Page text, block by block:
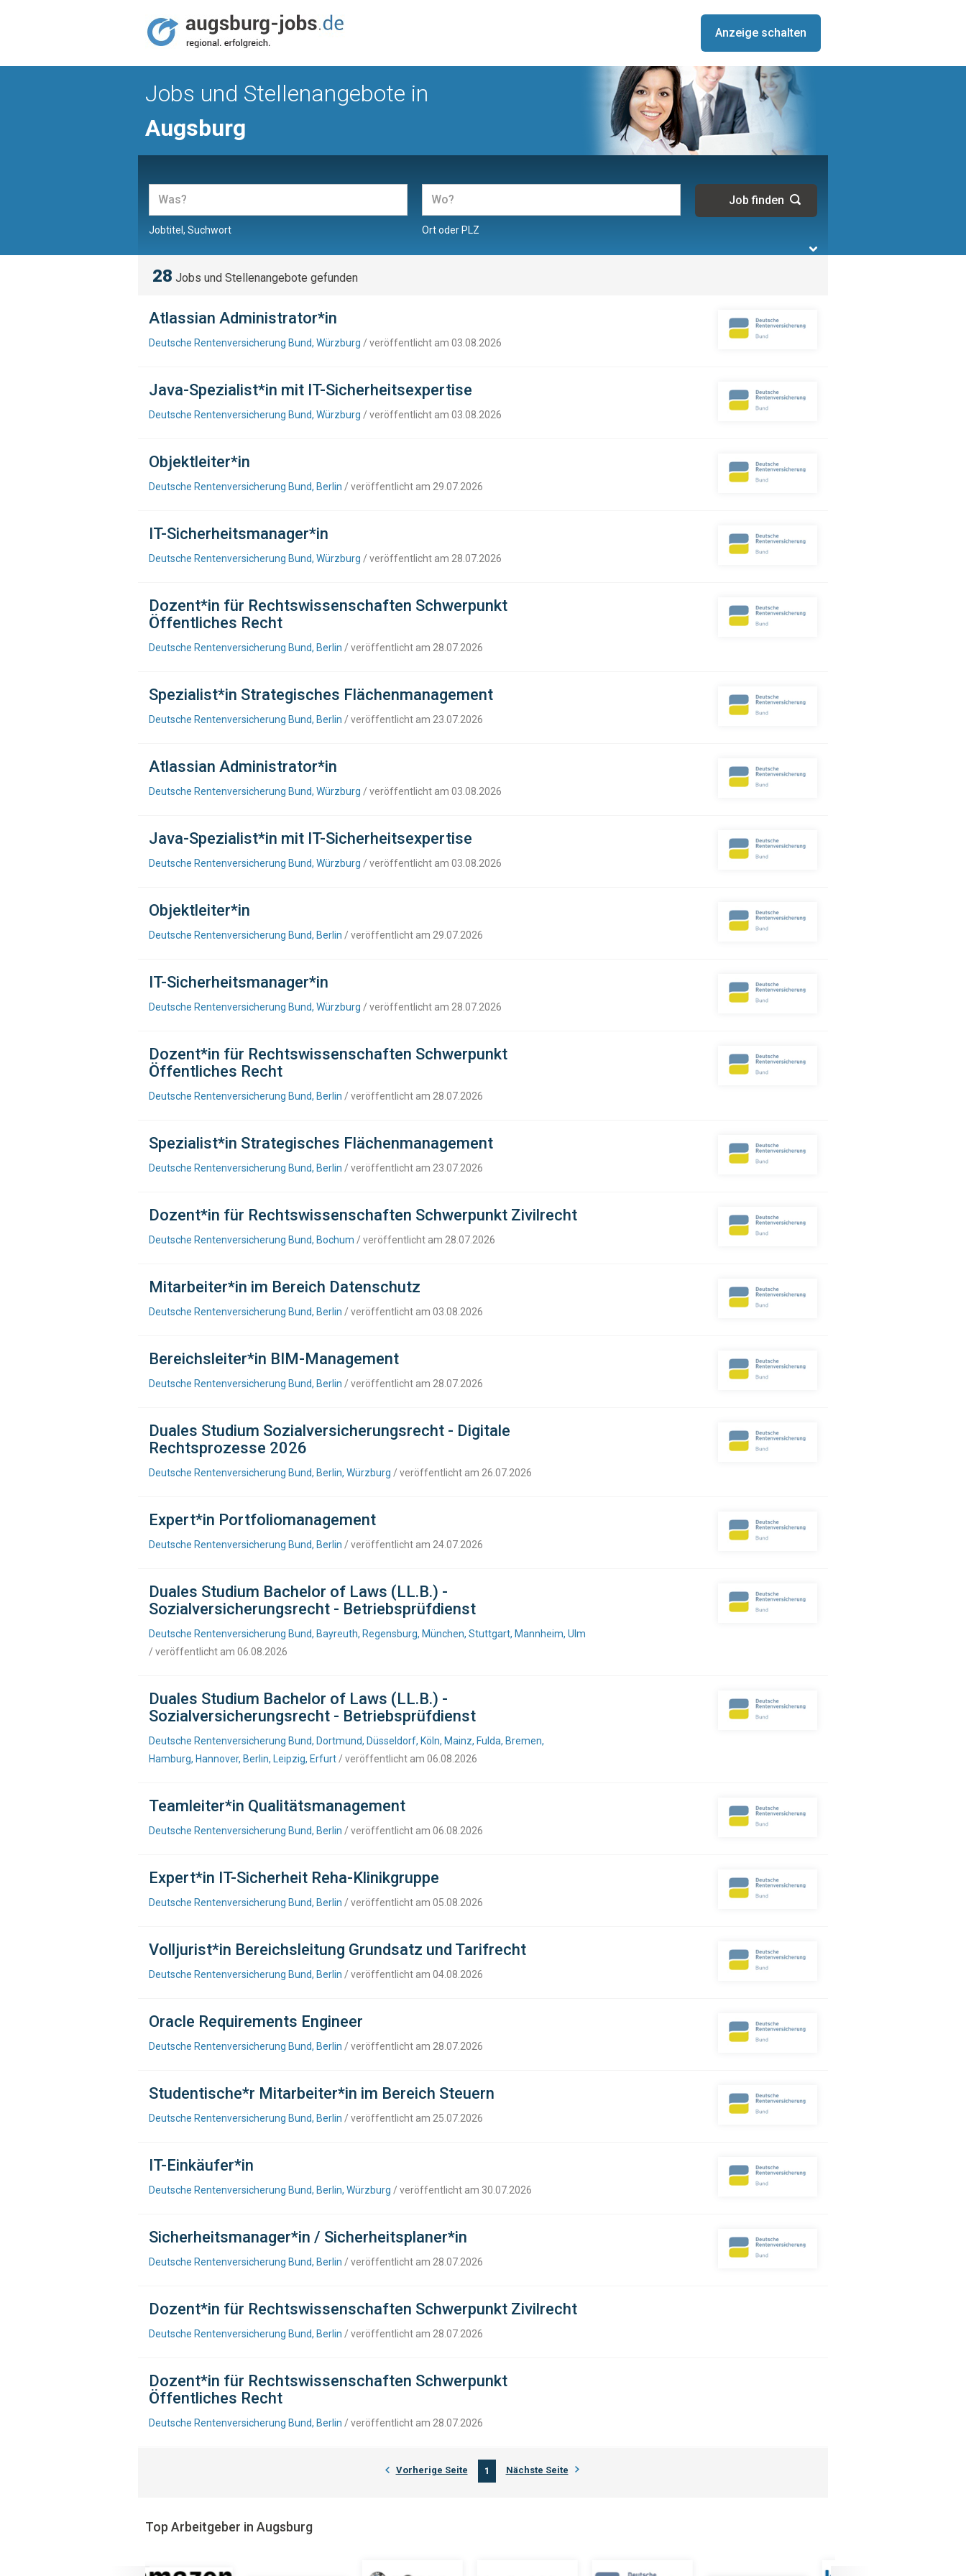
Anzeige schalten
Jobs und Stellenangebote in
Augsburg
Jobtitel, Suchwort Ort oder PLZ
28 Jobs und Stellenangebote gefunden
Atlassian Administrator*in
Deutsche Rentenversicherung Bund, Würzburg / veröffentlicht am 03.08.2026
Java-Spezialist*in mit IT-Sicherheitsexpertise
Deutsche Rentenversicherung Bund, Würzburg / veröffentlicht am 03.08.2026
Objektleiter*in
Deutsche Rentenversicherung Bund, Berlin / veröffentlicht am 29.07.2026
IT-Sicherheitsmanager*in
Deutsche Rentenversicherung Bund, Würzburg / veröffentlicht am 28.07.2026
Dozent*in für Rechtswissenschaften Schwerpunkt
Öffentliches Recht
Deutsche Rentenversicherung Bund, Berlin / veröffentlicht am 28.07.2026
Spezialist*in Strategisches Flächenmanagement
Deutsche Rentenversicherung Bund, Berlin / veröffentlicht am 23.07.2026
Atlassian Administrator*in
Deutsche Rentenversicherung Bund, Würzburg / veröffentlicht am 03.08.2026
Java-Spezialist*in mit IT-Sicherheitsexpertise
Deutsche Rentenversicherung Bund, Würzburg / veröffentlicht am 03.08.2026
Objektleiter*in
Deutsche Rentenversicherung Bund, Berlin / veröffentlicht am 29.07.2026
IT-Sicherheitsmanager*in
Deutsche Rentenversicherung Bund, Würzburg / veröffentlicht am 28.07.2026
Dozent*in für Rechtswissenschaften Schwerpunkt
Öffentliches Recht
Deutsche Rentenversicherung Bund, Berlin / veröffentlicht am 28.07.2026
Spezialist*in Strategisches Flächenmanagement
Deutsche Rentenversicherung Bund, Berlin / veröffentlicht am 23.07.2026
Dozent*in für Rechtswissenschaften Schwerpunkt Zivilrecht
Deutsche Rentenversicherung Bund, Bochum / veröffentlicht am 28.07.2026
Mitarbeiter*in im Bereich Datenschutz
Deutsche Rentenversicherung Bund, Berlin / veröffentlicht am 03.08.2026
Bereichsleiter*in BIM-Management
Deutsche Rentenversicherung Bund, Berlin / veröffentlicht am 28.07.2026
Duales Studium Sozialversicherungsrecht - Digitale
Rechtsprozesse 2026
Deutsche Rentenversicherung Bund, Berlin, Würzburg / veröffentlicht am 26.07.2026
Expert*in Portfoliomanagement
Deutsche Rentenversicherung Bund, Berlin / veröffentlicht am 24.07.2026
Duales Studium Bachelor of Laws (LL.B.) -
Sozialversicherungsrecht - Betriebsprüfdienst
Deutsche Rentenversicherung Bund, Bayreuth, Regensburg, München, Stuttgart, Mannheim, Ulm
/ veröffentlicht am 06.08.2026
Duales Studium Bachelor of Laws (LL.B.) -
Sozialversicherungsrecht - Betriebsprüfdienst
Deutsche Rentenversicherung Bund, Dortmund, Düsseldorf, Köln, Mainz, Fulda, Bremen,
Hamburg, Hannover, Berlin, Leipzig, Erfurt / veröffentlicht am 06.08.2026
Teamleiter*in Qualitätsmanagement
Deutsche Rentenversicherung Bund, Berlin / veröffentlicht am 06.08.2026
Expert*in IT-Sicherheit Reha-Klinikgruppe
Deutsche Rentenversicherung Bund, Berlin / veröffentlicht am 05.08.2026
Volljurist*in Bereichsleitung Grundsatz und Tarifrecht
Deutsche Rentenversicherung Bund, Berlin / veröffentlicht am 04.08.2026
Oracle Requirements Engineer
Deutsche Rentenversicherung Bund, Berlin / veröffentlicht am 28.07.2026
Studentische*r Mitarbeiter*in im Bereich Steuern
Deutsche Rentenversicherung Bund, Berlin / veröffentlicht am 25.07.2026
IT-Einkäufer*in
Deutsche Rentenversicherung Bund, Berlin, Würzburg / veröffentlicht am 30.07.2026
Sicherheitsmanager*in / Sicherheitsplaner*in
Deutsche Rentenversicherung Bund, Berlin / veröffentlicht am 28.07.2026
Dozent*in für Rechtswissenschaften Schwerpunkt Zivilrecht
Deutsche Rentenversicherung Bund, Berlin / veröffentlicht am 28.07.2026
Dozent*in für Rechtswissenschaften Schwerpunkt
Öffentliches Recht
Deutsche Rentenversicherung Bund, Berlin / veröffentlicht am 28.07.2026
Vorherige Seite 1 Nächste Seite
Top Arbeitgeber in Augsburg